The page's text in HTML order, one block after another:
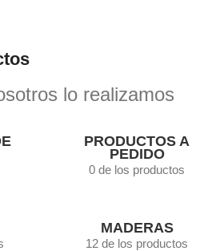
lo realizamos
PRODUCTOS A
PEDIDO
0 de los productos
MADERAS
12 de los productos